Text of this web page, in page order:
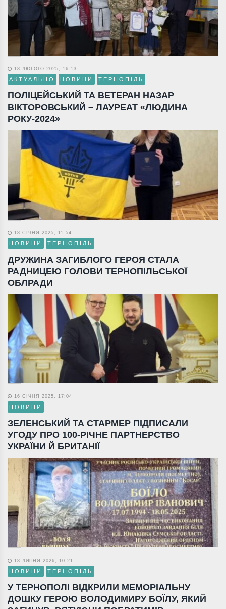
18 ЛЮТОГО 2025, 16:13
АКТУАЛЬНО НОВИНИ ТЕРНОПІЛЬ
ПОЛІЦЕЙСЬКИЙ ТА ВЕТЕРАН НАЗАР
ВІКТОРОВСЬКИЙ – ЛАУРЕАТ «ЛЮДИНА
РОКУ-2024»
18 СІЧНЯ 2025, 11:54
НОВИНИ ТЕРНОПІЛЬ
ДРУЖИНА ЗАГИБЛОГО ГЕРОЯ СТАЛА
РАДНИЦЕЮ ГОЛОВИ ТЕРНОПІЛЬСЬКОЇ
ОБЛРАДИ
16 СІЧНЯ 2025, 17:04
НОВИНИ
ЗЕЛЕНСЬКИЙ ТА СТАРМЕР ПІДПИСАЛИ
УГОДУ ПРО 100-РІЧНЕ ПАРТНЕРСТВО
УКРАЇНИ Й БРИТАНІЇ
18 ЛИПНЯ 2026, 10:21
НОВИНИ ТЕРНОПІЛЬ
У ТЕРНОПОЛІ ВІДКРИЛИ МЕМОРІАЛЬНУ
ДОШКУ ГЕРОЮ ВОЛОДИМИРУ БОЇЛУ, ЯКИЙ